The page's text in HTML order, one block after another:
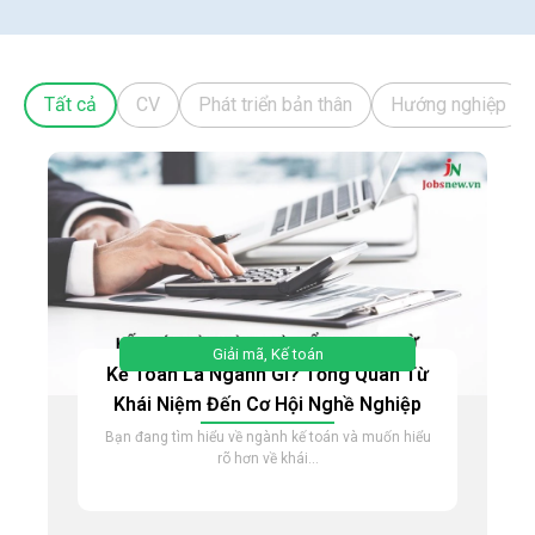
Dân Và Quy Trình Xin Cấp
17 Th1 2025 Báo Chí - Truyền Hình
Ngành Báo Chí Truyền Thông Thi Khối Nào?
Tổng Hợp Các Tổ Hợp Môn Phổ Biến Năm 2025
Tất cả CV Phát triển bản thân Hướng nghiệp
Giải mã Kế toán
Kế Toán Là Ngành Gì? Tổng Quan Từ
Khái Niệm Đến Cơ Hội Nghề Nghiệp
Bạn đang tìm hiểu về ngành kế toán và muốn hiểu
rõ hơn về khái...